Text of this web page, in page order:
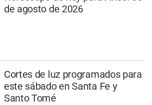
de agosto de 2026
Cortes de luz programados para
este sábado en Santa Fe y
Santo Tomé